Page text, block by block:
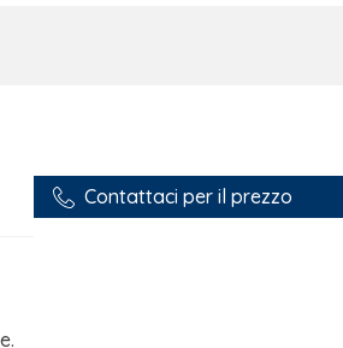
Contattaci per il prezzo